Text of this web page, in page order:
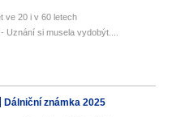
ve 20 i v 60 letech
Uznání si musela vydobýt....
Dálniční známka 2025